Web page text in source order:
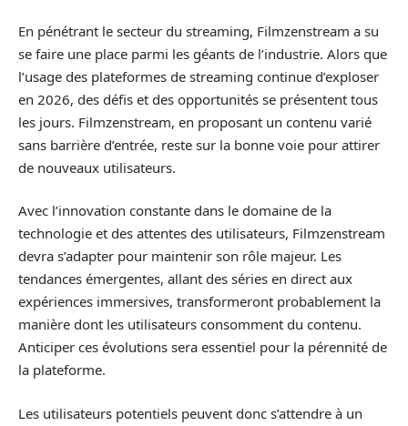
En pénétrant le secteur du streaming, Filmzenstream a su
se faire une place parmi les géants de l’industrie. Alors que
l’usage des plateformes de streaming continue d’exploser
en 2026, des défis et des opportunités se présentent tous
les jours. Filmzenstream, en proposant un contenu varié
sans barrière d’entrée, reste sur la bonne voie pour attirer
de nouveaux utilisateurs.
Avec l’innovation constante dans le domaine de la
technologie et des attentes des utilisateurs, Filmzenstream
devra s’adapter pour maintenir son rôle majeur. Les
tendances émergentes, allant des séries en direct aux
expériences immersives, transformeront probablement la
manière dont les utilisateurs consomment du contenu.
Anticiper ces évolutions sera essentiel pour la pérennité de
la plateforme.
Les utilisateurs potentiels peuvent donc s’attendre à un